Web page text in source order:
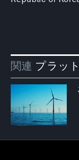
関連 プラッ